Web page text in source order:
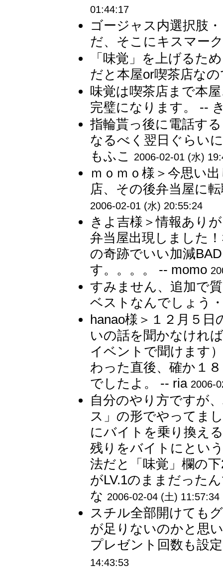
01:44:17
ゴージャス内選択肢
だ、そこにキスマー
「味覚」を上げるた
だと本屋or喫茶店な
味覚は喫茶店まで本
完璧になります。 --
指輪貰っ後に電話す
なるべく翌日ぐらい
もふこ
2006-02-01 (水)
ｍｏｍｏ様＞今思い
店、その後弁当屋に
2006-02-01 (水) 20:55:24
きよ吉様＞情報あり
弁当屋出現しました
の奇跡でいい加減
す。。。。 -- momo
すみません、追加で
ベストなんでしょう
hanao様＞１２月５
いの話を聞かなけれ
イベントで聞けます
わった直後、確か１
でしたよ。 -- ria 2006-
自分のやり方ですが
ス」の形でやってま
にバイトを乗り換え
残りをバイトにとい
法だと「味覚」欄の
がLV.1のままだった
な 2006-02-04 (土) 11:57:34
スチル全部開けても
が足りないのかと思
プレゼント回数も設
14:43:53